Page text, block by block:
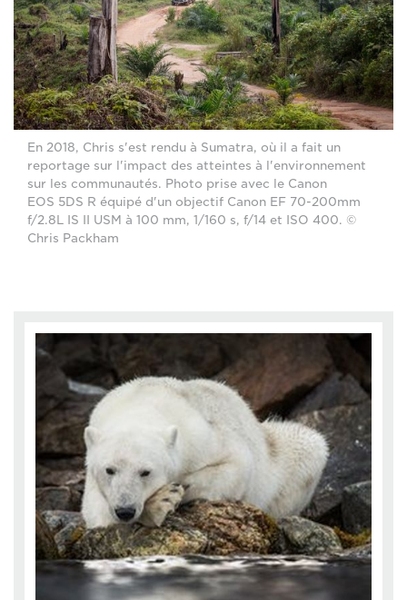
En 2018, Chris s'est rendu à Sumatra, où il a fait un
reportage sur l'impact des atteintes à l'environnement
sur les communautés. Photo prise avec le Canon
EOS 5DS R équipé d'un objectif Canon EF 70-200mm
f/2.8L IS II USM à 100 mm, 1/160 s, f/14 et ISO 400. ©
Chris Packham